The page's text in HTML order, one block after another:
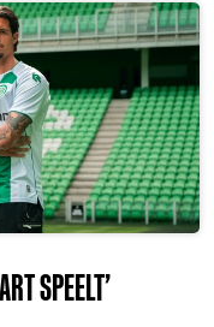
SPEELT’